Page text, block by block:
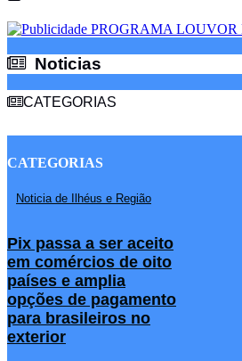
Noticias
CATEGORIAS
CATEGORIAS
Noticia de Ilhéus e Região
Pix passa a ser aceito
em comércios de oito
países e amplia
opções de pagamento
para brasileiros no
exterior